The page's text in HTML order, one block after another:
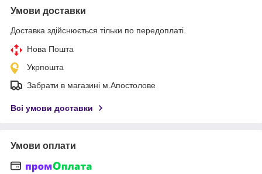
Умови доставки
Доставка здійснюється тільки по передоплаті.
Нова Пошта
Укрпошта
Забрати в магазині м.Апостолове
Всі умови доставки
Умови оплати